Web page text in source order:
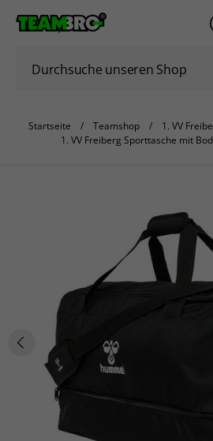
Startseite Teamshop 1. VV
1. VV Freiberg Sporttasche mit